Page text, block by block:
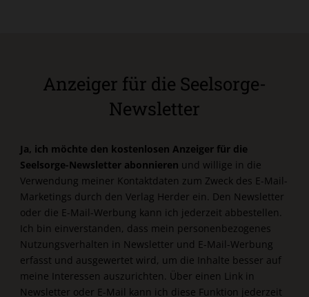
Anzeiger für die Seelsorge-
Newsletter
Ja, ich möchte den kostenlosen Anzeiger für die
Seelsorge-Newsletter abonnieren und willige in die
Verwendung meiner Kontaktdaten zum Zweck des E-Mail-
Marketings durch den Verlag Herder ein. Den Newsletter
oder die E-Mail-Werbung kann ich jederzeit abbestellen.
Ich bin einverstanden, dass mein personenbezogenes
Nutzungsverhalten in Newsletter und E-Mail-Werbung
erfasst und ausgewertet wird, um die Inhalte besser auf
meine Interessen auszurichten. Über einen Link in
Newsletter oder E-Mail kann ich diese Funktion jederzeit